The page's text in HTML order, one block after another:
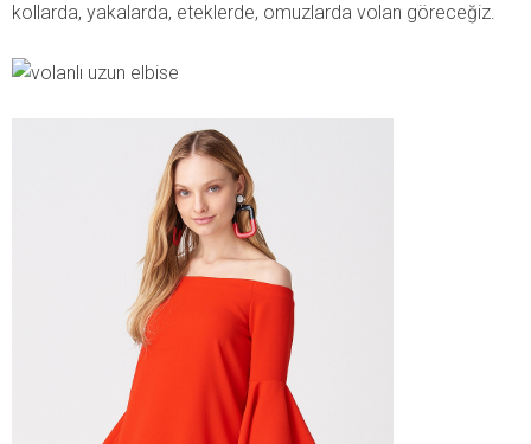
kollarda, yakalarda, eteklerde, omuzlarda volan göreceğiz.